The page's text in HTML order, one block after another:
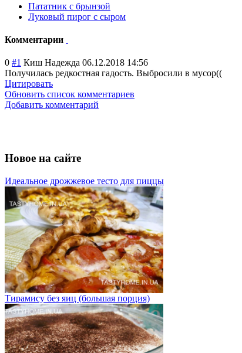
Пататник с брынзой
Луковый пирог с сыром
Комментарии
0 #1 Киш Надежда 06.12.2018 14:56
Получилась редкостная гадость. Выбросили в мусор((
Цитировать
Обновить список комментариев
Добавить комментарий
Новое на сайте
Идеальное дрожжевое тесто для пиццы
Тирамису без яиц (большая порция)